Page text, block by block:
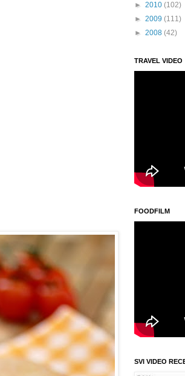
► 2010 (102)
► 2009 (111)
► 2008 (42)
TRAVEL VIDEO
FOODFILM
SVI VIDEO